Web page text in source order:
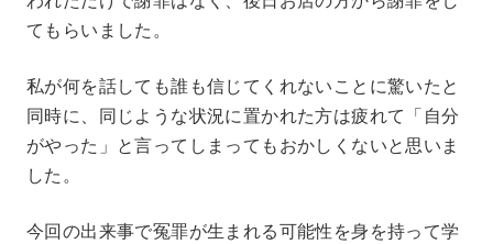
てもらいました。
私が何を話しても誰も信じてくれないことに驚いたと
同時に、同じような状況に置かれた方は疲れて「自分
がやった」と言ってしまってもおかしくないと思いま
した。
今回の出来事で冤罪が生まれる可能性を身を持って学